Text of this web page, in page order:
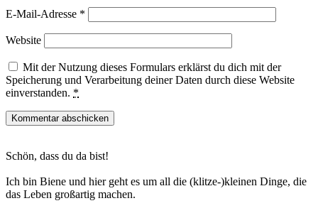
E-Mail-Adresse *
Website
Mit der Nutzung dieses Formulars erklärst du dich mit der
Speicherung und Verarbeitung deiner Daten durch diese Website
einverstanden. *
Sidebar
Schön, dass du da bist!
Ich bin Biene und hier geht es um all die (klitze-)kleinen Dinge, die
das Leben großartig machen.